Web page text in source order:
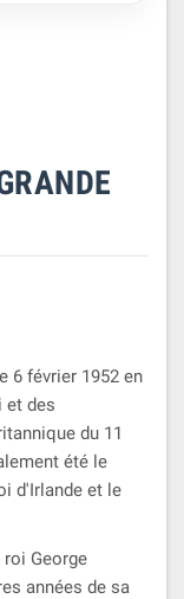
6 février 1952 en
et des
du 11
été le
d'Irlande et le
George
années de sa